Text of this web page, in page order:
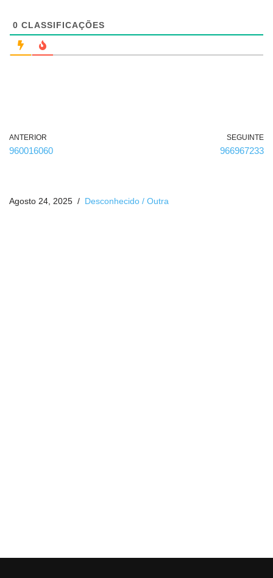
a
ó
0 CLASSIFICAÇÕES
ANTERIOR
960016060
SEGUINTE
966967233
Agosto 24, 2025 Desconhecido / Outra